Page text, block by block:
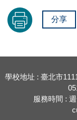
分享
學校地址 : 臺北市
服務時間 :